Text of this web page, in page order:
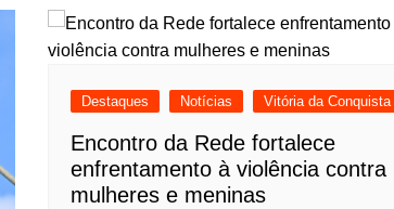
Destaques Notícias Vitória da Conquista
Encontro da Rede fortalece
enfrentamento à violência contra
mulheres e meninas